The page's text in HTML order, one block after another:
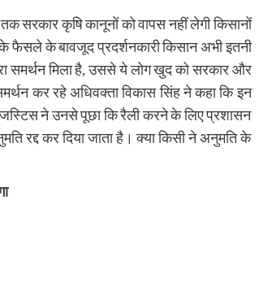
सरकार कृषि कानूनों को वापस नहीं लेगी किसानों
के फैसले के बावजूद प्रदर्शनकारी किसान अभी इतनी
समर्थन मिला है, उससे ये लोग खुद को सरकार और
कर रहे अधिवक्ता विकास सिंह ने कहा कि इन
जस्टिस ने उनसे पूछा कि रैली करने के लिए प्रशासन
रद्द कर दिया जाता है। क्या किसी ने अनुमति के